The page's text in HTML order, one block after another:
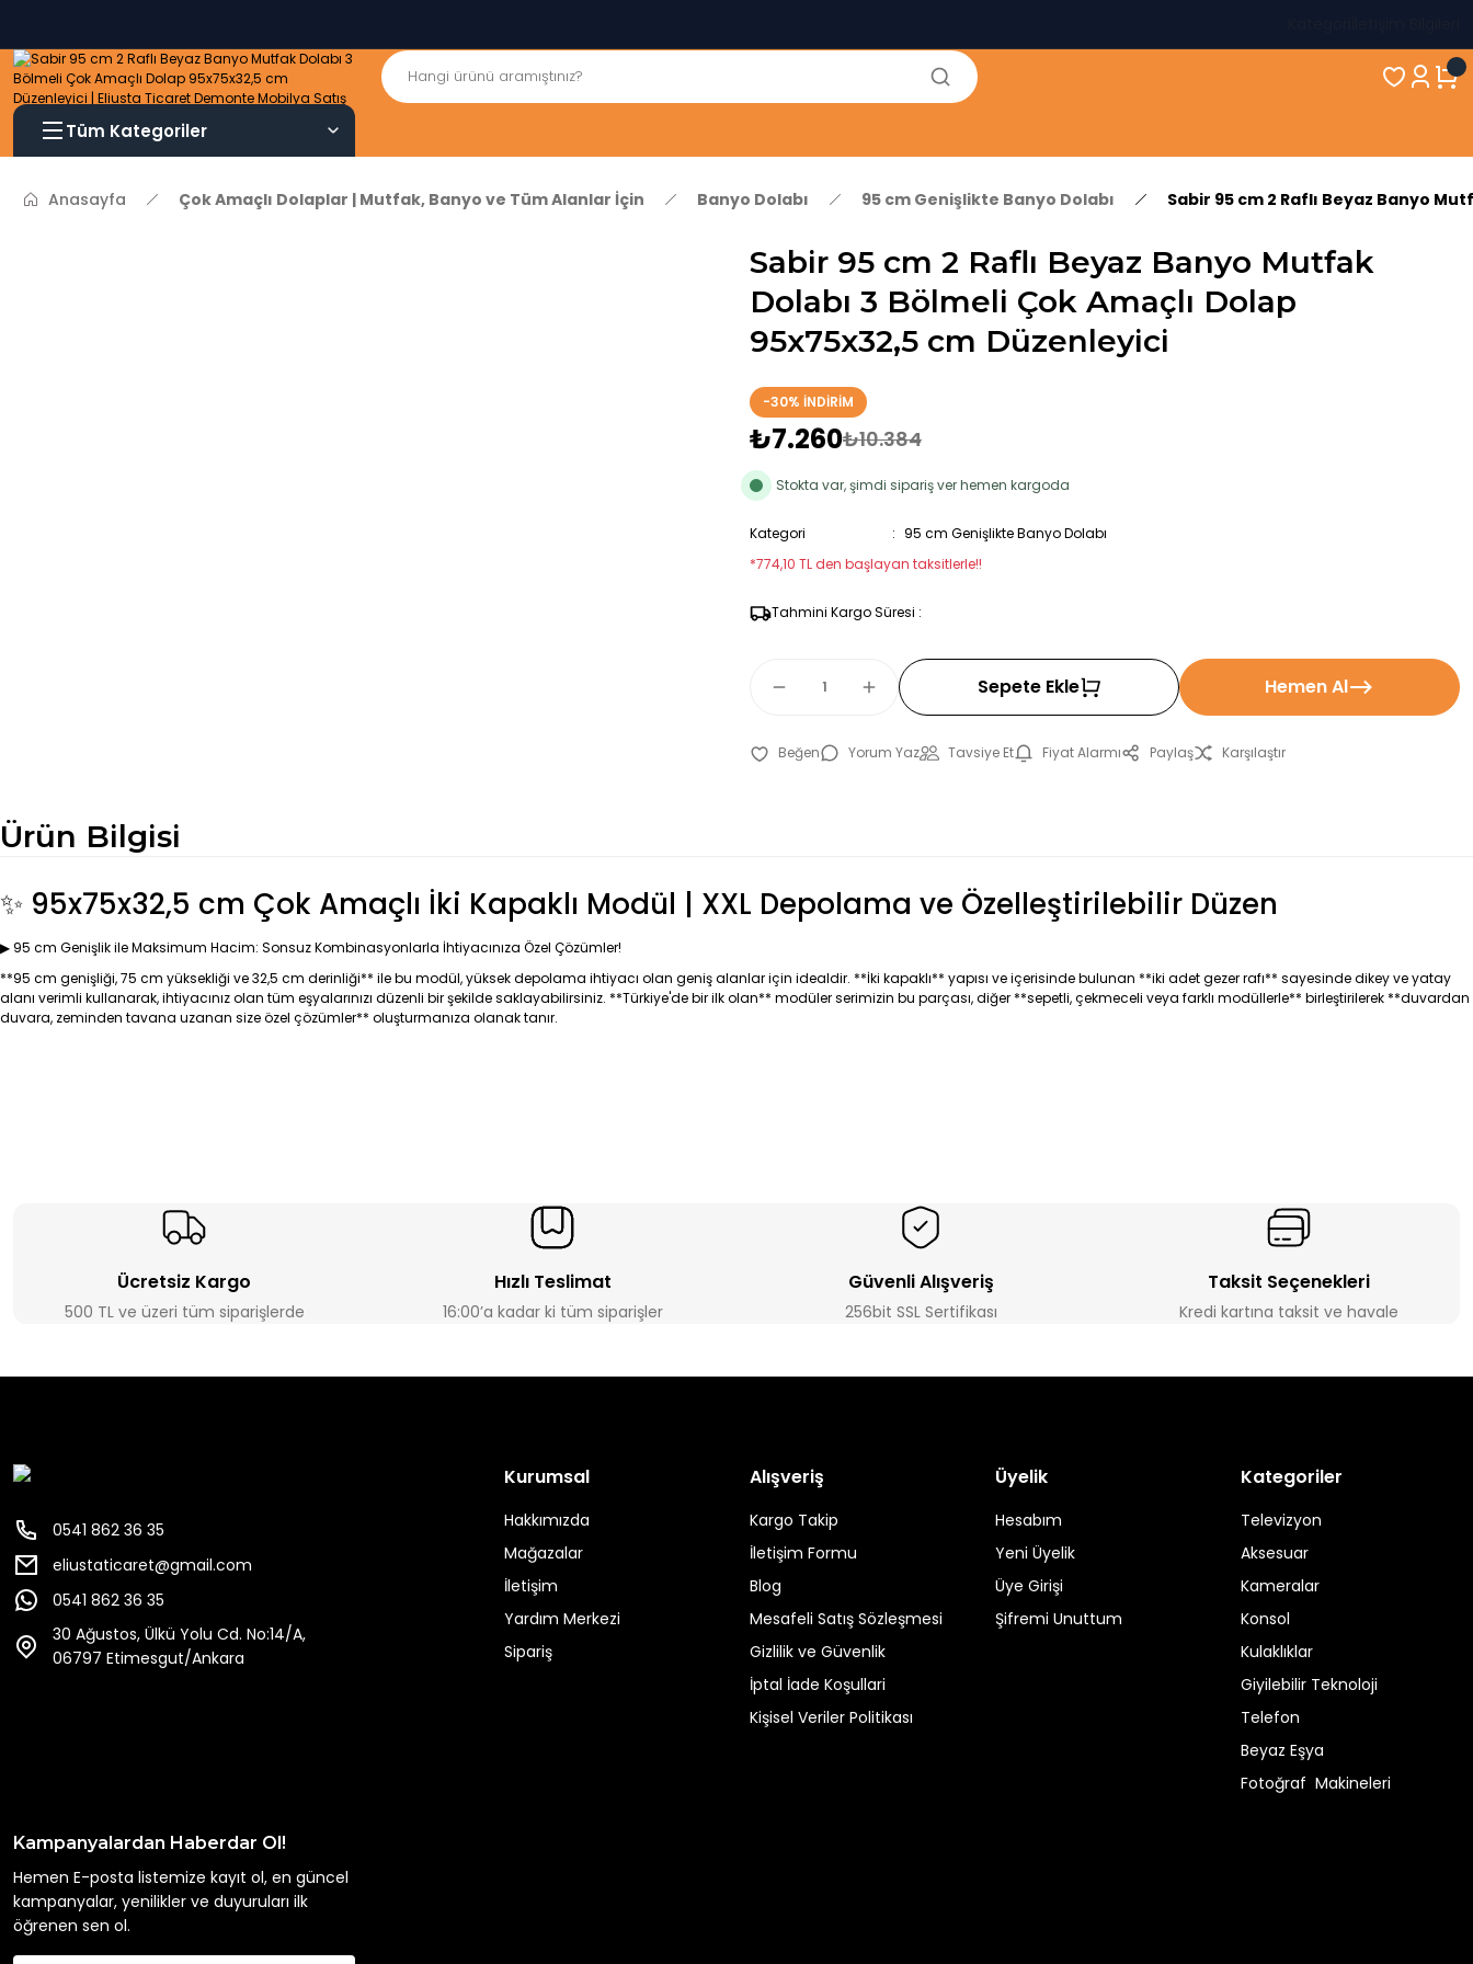
5'er cm Aralıklarla 35 cm'den 100 cm'e kadar Genişliğe Sahip
% 100 Mdf Tekerlekli Masa ile Uzun Ömürlü ve Kolay Kullanım
Kaliteli hizmet, güvenli alışveriş ve satış sonrası destek
Tüm Kategoriler
Anasayfa Çok Amaçlı Dolaplar | Mutfak, Banyo ve Tüm Alanlar İçin Banyo Dolabı 95 cm Genişlikte Banyo Dolabı Sabir 95 cm 2 Raflı Beyaz Banyo
Sabir 95 cm 2 Raflı Beyaz Banyo Mutfak
Dolabı 3 Bölmeli Çok Amaçlı Dolap
95x75x32,5 cm Düzenleyici
-30% İNDİRİM
₺7.260₺10.384
Stokta var, şimdi sipariş ver hemen kargoda
Kategori
95 cm Genişlikte Banyo Dolabı
*774,10 TL den başlayan taksitlerle!!
Tahmini Kargo Süresi :
Sepete Ekle Hemen Al
Yorum Yaz Tavsiye Et Fiyat Alarmı Paylaş Karşılaştır
Ürün Bilgisi
✨ 95x75x32,5 cm Çok Amaçlı İki Kapaklı Modül | XXL Depolama ve Özelleştirilebilir Düzen
▶ 95 cm Genişlik ile Maksimum Hacim: Sonsuz Kombinasyonlarla İhtiyacınıza Özel Çözümler!
**95 cm genişliği, 75 cm yüksekliği ve 32,5 cm derinliği** ile bu modül, yüksek depolama ihtiyacı olan geniş alanlar için idealdir. **İki kapaklı** yapısı ve içerisinde bulunan **iki adet gezer rafı** sayesinde dikey ve yatay
alanı verimli kullanarak, ihtiyacınız olan tüm eşyalarınızı düzenli bir şekilde saklayabilirsiniz. **Türkiye'de bir ilk olan** modüler serimizin bu parçası, diğer **sepetli, çekmeceli veya farklı modüllerle** birleştirilerek **duvardan
duvara, zeminden tavana uzanan size özel çözümler** oluşturmanıza olanak tanır.
Ücretsiz Kargo
500 TL ve üzeri tüm siparişlerde
Hızlı Teslimat
16:00’a kadar ki tüm siparişler
Güvenli Alışveriş
256bit SSL Sertifikası
Taksit Seçenekleri
Kredi kartına taksit ve havale
0541 862 36 35
eliustaticaret@gmail.com
0541 862 36 35
30 Ağustos, Ülkü Yolu Cd. No:14/A,
06797 Etimesgut/Ankara
Kurumsal
Hakkımızda
Mağazalar
İletişim
Yardım Merkezi
Sipariş
Alışveriş
Kargo Takip
İletişim Formu
Blog
Mesafeli Satış Sözleşmesi
Gizlilik ve Güvenlik
İptal İade Koşullari
Kişisel Veriler Politikası
Üyelik
Hesabım
Yeni Üyelik
Üye Girişi
Şifremi Unuttum
Kategoriler
Televizyon
Aksesuar
Kameralar
Konsol
Kulaklıklar
Giyilebilir Teknoloji
Telefon
Beyaz Eşya
Fotoğraf Makineleri
Kampanyalardan Haberdar Ol!
Hemen E-posta listemize kayıt ol, en güncel
kampanyalar, yenilikler ve duyuruları ilk
öğrenen sen ol.